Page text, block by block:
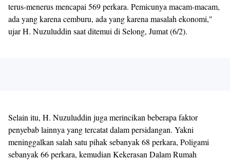
terus-menerus mencapai 569 perkara. Pemicunya macam-macam,
ada yang karena cemburu, ada yang karena masalah ekonomi,"
ujar H. Nuzuluddin saat ditemui di Selong, Jumat (6/2).
Selain itu, H. Nuzuluddin juga merincikan beberapa faktor
penyebab lainnya yang tercatat dalam persidangan. Yakni
meninggalkan salah satu pihak sebanyak 68 perkara, Poligami
sebanyak 66 perkara, kemudian Kekerasan Dalam Rumah